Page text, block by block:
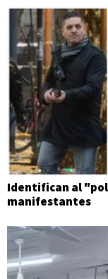
Identifican al
manifestantes